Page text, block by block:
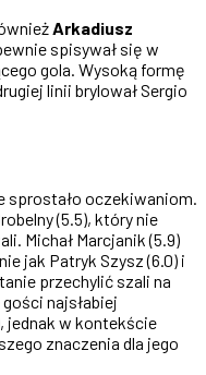
Arkadiusz
spisywał się w
gola. Wysoką formę
linii brylował Sergio
sprostało oczekiwaniom.
(5.5), który nie
Michał Marcjanik (5.9)
jak Patryk Szysz (6.0) i
przechylić szali na
najsłabiej
jednak w kontekście
znaczenia dla jego